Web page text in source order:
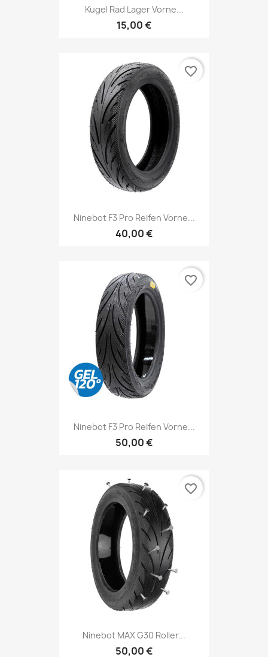
Kugel Rad Lager Vorne...
15,00 €
Ninebot F3 Pro Reifen Vorne...
40,00 €
favorite_border
Ninebot F3 Pro Reifen Vorne...
50,00 €
favorite_border
Ninebot MAX G30 Roller...
50,00 €
favorite_border